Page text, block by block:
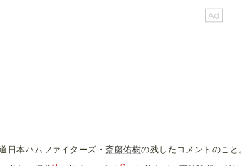
日本ハムファイターズ・斎藤佑樹の残したコメントのこと。